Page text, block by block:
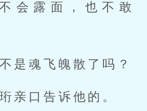
会露面，也不敢
是魂飞魄散了吗？
亲口告诉他的。